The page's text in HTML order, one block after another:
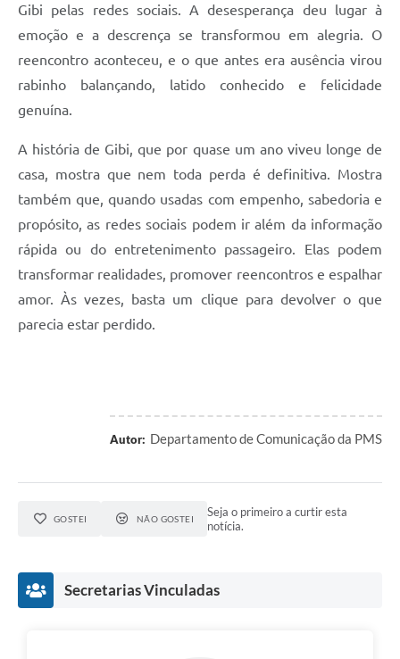
Gibi pelas redes sociais. A desesperança deu lugar à
emoção e a descrença se transformou em alegria. O
reencontro aconteceu, e o que antes era ausência virou
rabinho balançando, latido conhecido e felicidade
genuína.
A história de Gibi, que por quase um ano viveu longe de
casa, mostra que nem toda perda é definitiva. Mostra
também que, quando usadas com empenho, sabedoria e
propósito, as redes sociais podem ir além da informação
rápida ou do entretenimento passageiro. Elas podem
transformar realidades, promover reencontros e espalhar
amor. Às vezes, basta um clique para devolver o que
parecia estar perdido.
Autor: Departamento de Comunicação da PMS
GOSTEI NÃO GOSTEI
Seja o primeiro a curtir esta
notícia.
Secretarias Vinculadas